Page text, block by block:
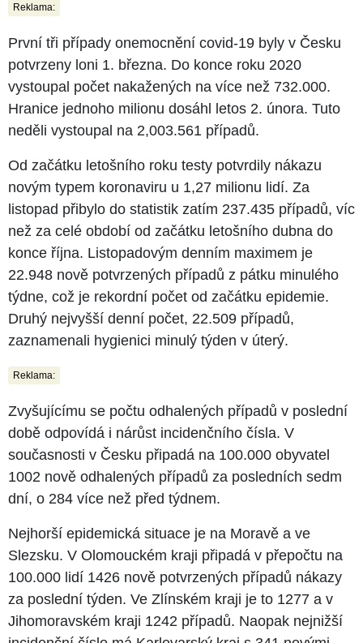
Reklama:
První tři případy onemocnění covid-19 byly v Česku
potvrzeny loni 1. března. Do konce roku 2020
vystoupal počet nakažených na více než 732.000.
Hranice jednoho milionu dosáhl letos 2. února. Tuto
neděli vystoupal na 2,003.561 případů.
Od začátku letošního roku testy potvrdily nákazu
novým typem koronaviru u 1,27 milionu lidí. Za
listopad přibylo do statistik zatím 237.435 případů, víc
než za celé období od začátku letošního dubna do
konce října. Listopadovým denním maximem je
22.948 nově potvrzených případů z pátku minulého
týdne, což je rekordní počet od začátku epidemie.
Druhý nejvyšší denní počet, 22.509 případů,
zaznamenali hygienici minulý týden v úterý.
Reklama:
Zvyšujícímu se počtu odhalených případů v poslední
době odpovídá i nárůst incidenčního čísla. V
současnosti v Česku připadá na 100.000 obyvatel
1002 nově odhalených případů za posledních sedm
dní, o 284 více než před týdnem.
Nejhorší epidemická situace je na Moravě a ve
Slezsku. V Olomouckém kraji připadá v přepočtu na
100.000 lidí 1426 nově potvrzených případů nákazy
za poslední týden. Ve Zlínském kraji je to 1277 a v
Jihomoravském kraji 1242 případů. Naopak nejnižší